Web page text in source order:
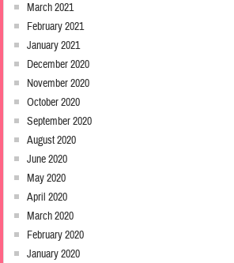
March 2021
February 2021
January 2021
December 2020
November 2020
October 2020
September 2020
August 2020
June 2020
May 2020
April 2020
March 2020
February 2020
January 2020